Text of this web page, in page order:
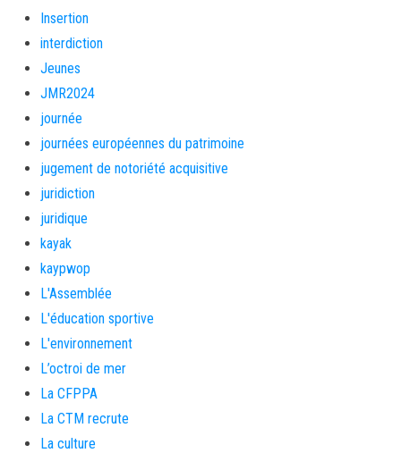
Insertion
interdiction
Jeunes
JMR2024
journée
journées européennes du patrimoine
jugement de notoriété acquisitive
juridiction
juridique
kayak
kaypwop
L'Assemblée
L'éducation sportive
L'environnement
L’octroi de mer
La CFPPA
La CTM recrute
La culture